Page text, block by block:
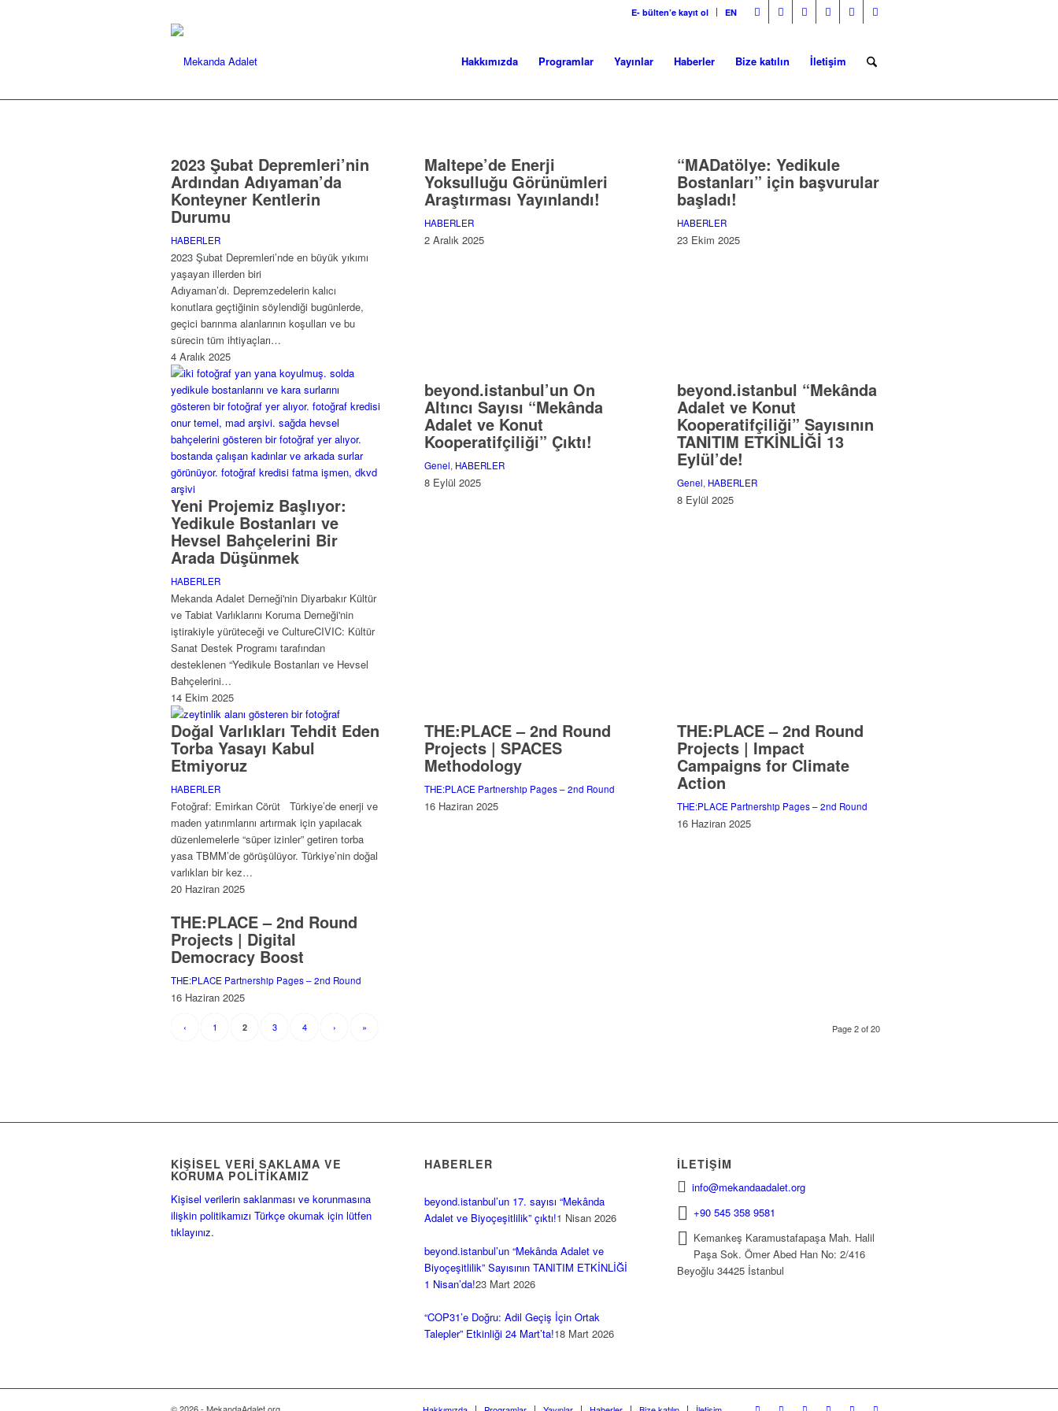
E- bülten’e kayıt ol EN
Hakkımızda Programlar Yayınlar Haberler Bize katılın İletişim
2023 Şubat Depremleri’nin
Ardından Adıyaman’da
Konteyner Kentlerin
Durumu
HABERLER
2023 Şubat Depremleri’nde en büyük yıkımı
yaşayan illerden biri
Adıyaman’dı. Depremzedelerin kalıcı
konutlara geçtiğinin söylendiği bugünlerde,
geçici barınma alanlarının koşulları ve bu
sürecin tüm ihtiyaçları…
4 Aralık 2025
Maltepe’de Enerji
Yoksulluğu Görünümleri
Araştırması Yayınlandı!
HABERLER
2 Aralık 2025
“MADatölye: Yedikule
Bostanları” için başvurular
başladı!
HABERLER
23 Ekim 2025
Yeni Projemiz Başlıyor:
Yedikule Bostanları ve
Hevsel Bahçelerini Bir
Arada Düşünmek
HABERLER
Mekanda Adalet Derneği'nin Diyarbakır Kültür
ve Tabiat Varlıklarını Koruma Derneği'nin
iştirakiyle yürüteceği ve CultureCIVIC: Kültür
Sanat Destek Programı tarafından
desteklenen “Yedikule Bostanları ve Hevsel
Bahçelerini…
14 Ekim 2025
beyond.istanbul’un On
Altıncı Sayısı “Mekânda
Adalet ve Konut
Kooperatifçiliği” Çıktı!
Genel, HABERLER
8 Eylül 2025
beyond.istanbul “Mekânda
Adalet ve Konut
Kooperatifçiliği” Sayısının
TANITIM ETKİNLİĞİ 13
Eylül’de!
Genel, HABERLER
8 Eylül 2025
Doğal Varlıkları Tehdit Eden
Torba Yasayı Kabul
Etmiyoruz
HABERLER
Fotoğraf: Emirkan Cörüt Türkiye’de enerji ve
maden yatırımlarını artırmak için yapılacak
düzenlemelerle “süper izinler” getiren torba
yasa TBMM’de görüşülüyor. Türkiye’nin doğal
varlıkları bir kez…
20 Haziran 2025
THE:PLACE – 2nd Round
Projects | SPACES
Methodology
THE:PLACE Partnership Pages – 2nd Round
16 Haziran 2025
THE:PLACE – 2nd Round
Projects | Impact
Campaigns for Climate
Action
THE:PLACE Partnership Pages – 2nd Round
16 Haziran 2025
THE:PLACE – 2nd Round
Projects | Digital
Democracy Boost
THE:PLACE Partnership Pages – 2nd Round
16 Haziran 2025
Page 2 of 20
‹ 1 2 3 4 › »
KIŞISEL VERI SAKLAMA VE
KORUMA POLITIKAMIZ
Kişisel verilerin saklanması ve korunmasına
ilişkin politikamızı Türkçe okumak için lütfen
tıklayınız.
HABERLER
beyond.istanbul’un 17. sayısı “Mekânda
Adalet ve Biyoçeşitlilik” çıktı!1 Nisan 2026
beyond.istanbul’un “Mekânda Adalet ve
Biyoçeşitlilik” Sayısının TANITIM ETKİNLİĞİ
1 Nisan’da!23 Mart 2026
“COP31’e Doğru: Adil Geçiş İçin Ortak
Talepler” Etkinliği 24 Mart’ta!18 Mart 2026
İLETIŞIM
info@mekandaadalet.org
+90 545 358 9581
Kemankeş Karamustafapaşa Mah. Halil
Paşa Sok. Ömer Abed Han No: 2/416
Beyoğlu 34425 İstanbul